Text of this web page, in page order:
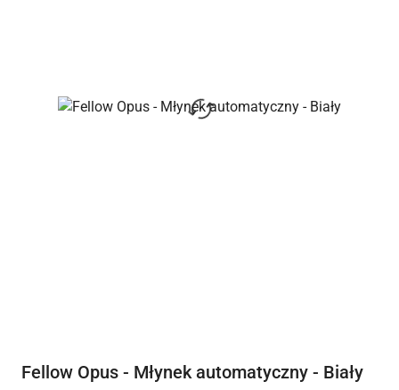
Fellow Opus - Młynek automatyczny - Biały